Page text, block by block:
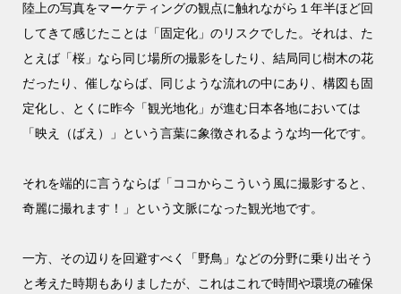
陸上の写真をマーケティングの観点に触れながら１年半ほど回
してきて感じたことは「固定化」のリスクでした。それは、た
とえば「桜」なら同じ場所の撮影をしたり、結局同じ樹木の花
だったり、催しならば、同じような流れの中にあり、構図も固
定化し、とくに昨今「観光地化」が進む日本各地においては
「映え（ばえ）」という言葉に象徴されるような均一化です。
それを端的に言うならば「ココからこういう風に撮影すると、
奇麗に撮れます！」という文脈になった観光地です。
一方、その辺りを回避すべく「野鳥」などの分野に乗り出そう
と考えた時期もありましたが、これはこれで時間や環境の確保